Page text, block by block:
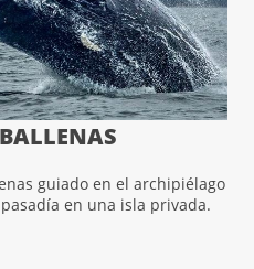
guiado en el archipiélago
en una isla privada.